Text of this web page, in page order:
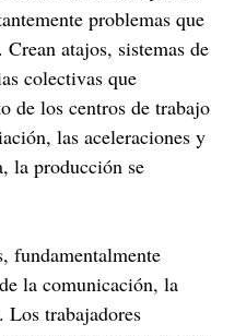
problemas que
atajos, sistemas de
colectivas que
de los centros de trabajo
las aceleraciones y
la producción se
fundamentalmente
la comunicación, la
trabajadores